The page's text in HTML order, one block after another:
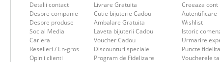
Detalii contact
Despre companie
Despre produse
Social Media
Cariera
Reselleri / En-gros
Opinii clienti
Livrare Gratuita
Cutie bijuterie Cadou
Ambalare Gratuita
Laveta bijuterii Cadou
Voucher Cadou
Discounturi speciale
Program de Fidelizare
Creeaza cont
Autentificare
Wishlist
Istoric
Urmarire
Puncte
Voucherele